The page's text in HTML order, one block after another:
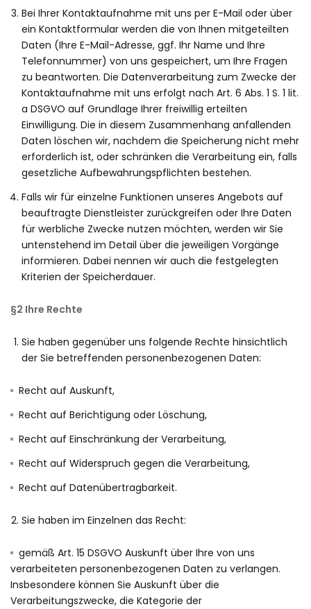
Bei Ihrer Kontaktaufnahme mit uns per E-Mail oder über
ein Kontaktformular werden die von Ihnen mitgeteilten
Daten (Ihre E-Mail-Adresse, ggf. Ihr Name und Ihre
Telefonnummer) von uns gespeichert, um Ihre Fragen
zu beantworten. Die Datenverarbeitung zum Zwecke der
Kontaktaufnahme mit uns erfolgt nach Art. 6 Abs. 1 S. 1 lit.
a DSGVO auf Grundlage Ihrer freiwillig erteilten
Einwilligung. Die in diesem Zusammenhang anfallenden
Daten löschen wir, nachdem die Speicherung nicht mehr
erforderlich ist, oder schränken die Verarbeitung ein, falls
gesetzliche Aufbewahrungspflichten bestehen.
Falls wir für einzelne Funktionen unseres Angebots auf
beauftragte Dienstleister zurückgreifen oder Ihre Daten
für werbliche Zwecke nutzen möchten, werden wir Sie
untenstehend im Detail über die jeweiligen Vorgänge
informieren. Dabei nennen wir auch die festgelegten
Kriterien der Speicherdauer.
§2 Ihre Rechte
Sie haben gegenüber uns folgende Rechte hinsichtlich
der Sie betreffenden personenbezogenen Daten:
Recht auf Auskunft,
Recht auf Berichtigung oder Löschung,
Recht auf Einschränkung der Verarbeitung,
Recht auf Widerspruch gegen die Verarbeitung,
Recht auf Datenübertragbarkeit.
Sie haben im Einzelnen das Recht:
gemäß Art. 15 DSGVO Auskunft über Ihre von uns
verarbeiteten personenbezogenen Daten zu verlangen.
Insbesondere können Sie Auskunft über die
Verarbeitungszwecke, die Kategorie der